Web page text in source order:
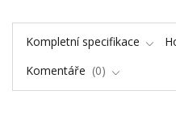
Kompletní specifikace
Komentáře
0